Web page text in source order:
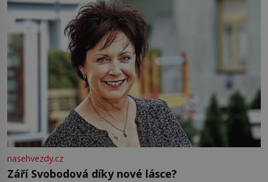
nasehvezdy.cz
Září Svobodová díky nové lásce?